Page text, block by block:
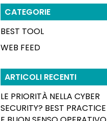
CATEGORIE
BEST TOOL
WEB FEED
ARTICOLI RECENTI
LE PRIORITÀ NELLA CYBER
SECURITY? BEST PRACTICE